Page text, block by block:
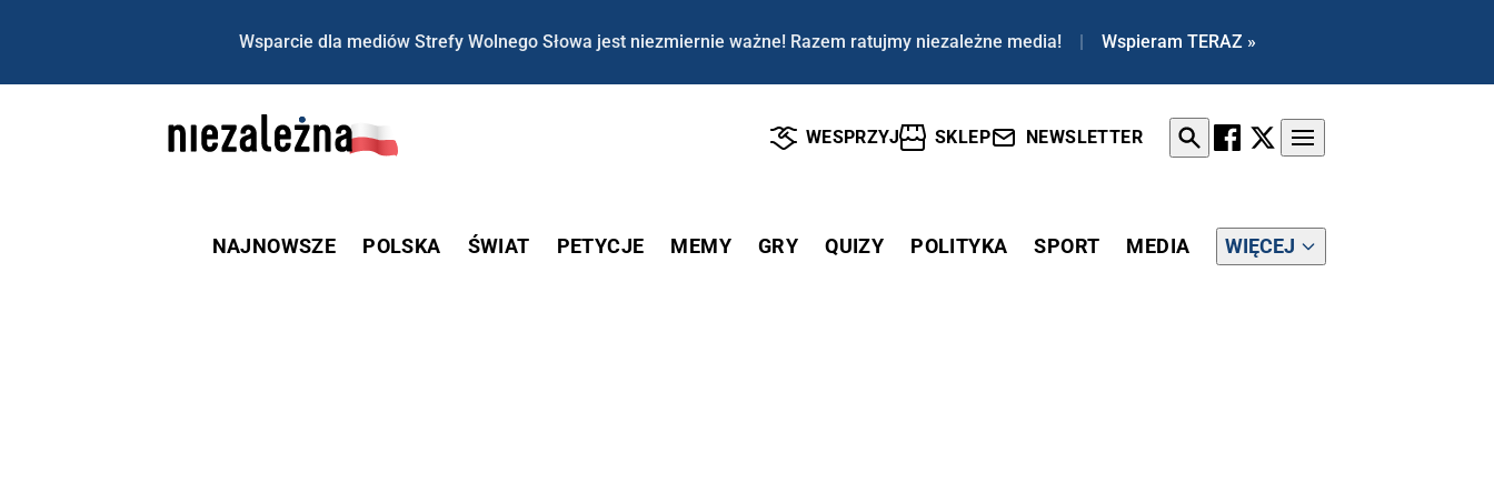
Wsparcie dla mediów Strefy Wolnego Słowa jest niezmiernie ważne! Razem ratujmy niezależne media! | Wspieram TERAZ »
WESPRZYJ SKLEP NEWSLETTER
NAJNOWSZE POLSKA ŚWIAT PETYCJE MEMY GRY QUIZY POLITYKA SPORT MEDIA WIĘCEJ